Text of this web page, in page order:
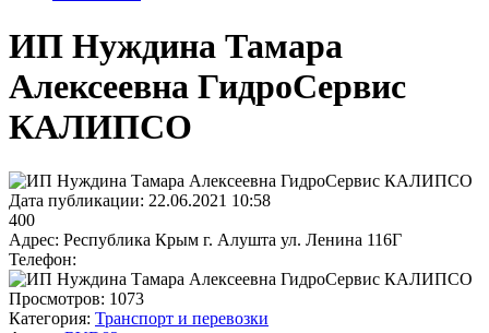
ИП Нуждина Тамара
Алексеевна ГидроСервис
КАЛИПСО
Дата публикации: 22.06.2021 10:58
400
Адрес: Республика Крым г. Алушта ул. Ленина 116Г
Телефон:
Просмотров: 1073
Категория: Транспорт и перевозки